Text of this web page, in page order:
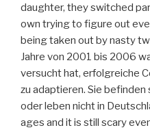
daughter, they switched
own trying to figure out
being taken out by nasty
Jahre von 2001 bis 2006
versucht hat, erfolgreiche
zu adaptieren. Sie
oder leben nicht in
ages and it is still scary